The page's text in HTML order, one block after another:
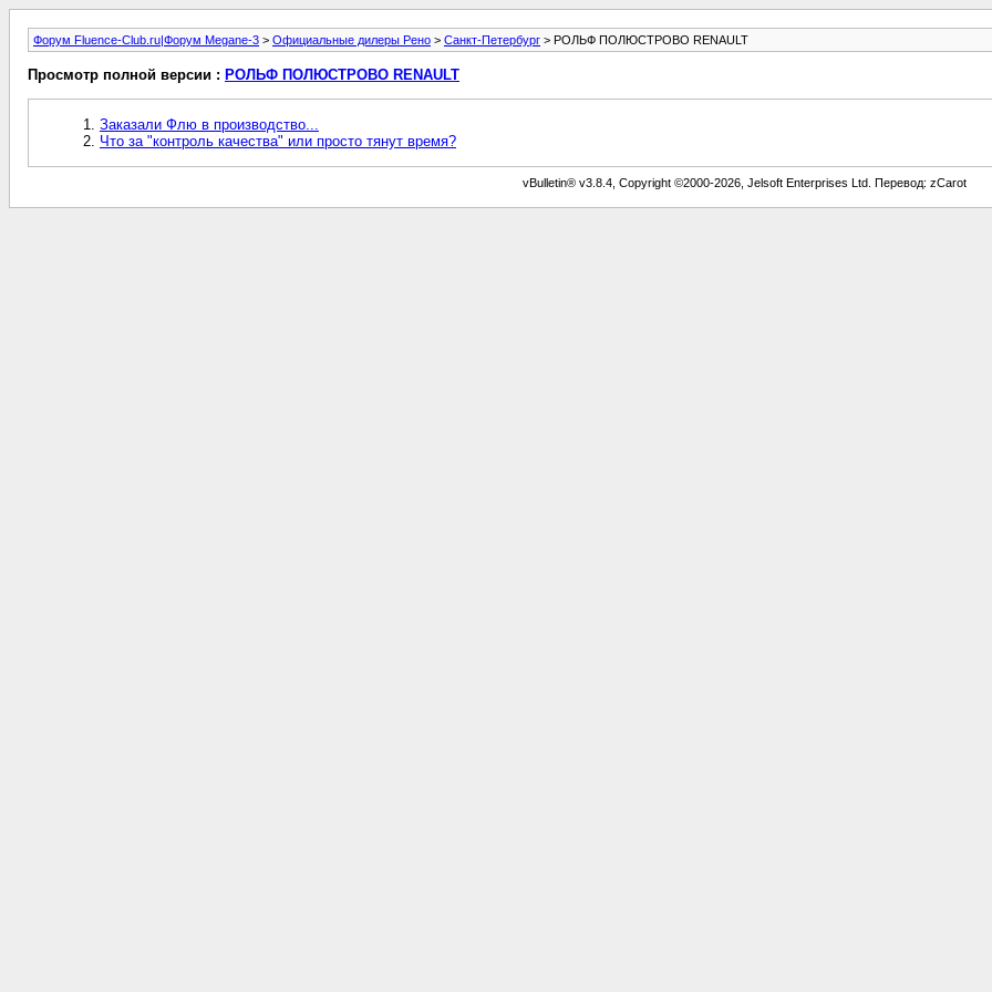
Форум Fluence-Club.ru|Форум Megane-3 > Официальные дилеры Рено > Санкт-Петербург > РОЛЬФ ПОЛЮСТРОВО RENAULT
Просмотр полной версии : РОЛЬФ ПОЛЮСТРОВО RENAULT
Заказали Флю в производство...
Что за "контроль качества" или просто тянут время?
vBulletin® v3.8.4, Copyright ©2000-2026, Jelsoft Enterprises Ltd. Перевод: zCarot